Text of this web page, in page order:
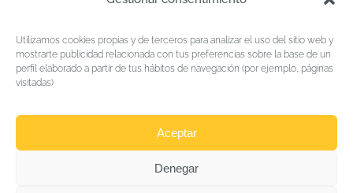
Utilizamos cookies propias y de terceros para analizar el uso del sitio web y
mostrarte publicidad relacionada con tus preferencias sobre la base de un
perfil elaborado a partir de tus hábitos de navegación (por ejemplo, páginas
visitadas)
Aceptar
Denegar
Política de Privacidad
Aviso legal
de Navarra al amparo de la convocatoria de Fomento de la
Empresa Digital Navarra 2024 y 2025”